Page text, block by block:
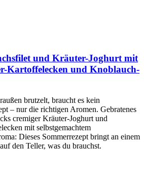
und Kräuter-Joghurt mit
Kartoffelecken und Knoblauch-
brutzelt, braucht es kein
– nur die richtigen Aromen. Gebratenes
cremiger Kräuter-Joghurt und
mit selbstgemachtem
Dieses Sommerrezept bringt an einem
den Teller, was du brauchst.